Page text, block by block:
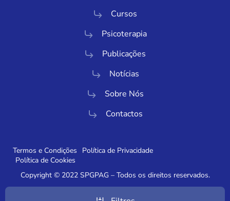
Cursos
Psicoterapia
Publicações
Notícias
Sobre Nós
Contactos
Termos e Condições
Política de Privacidade
Política de Cookies
Copyright © 2022 SPGPAG – Todos os direitos reservados.
Powered by SmartKISS